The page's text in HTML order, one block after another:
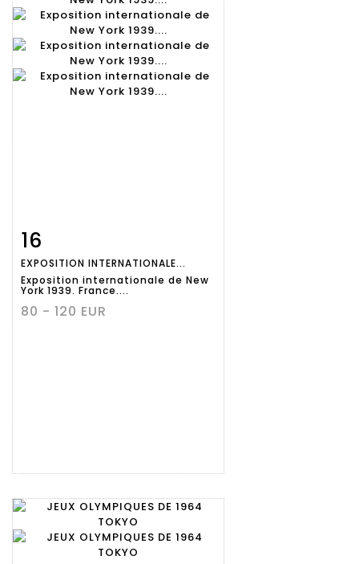
détaillée
16
EXPOSITION INTERNATIONALE...
Exposition internationale de New
York 1939. France....
80 - 120 EUR